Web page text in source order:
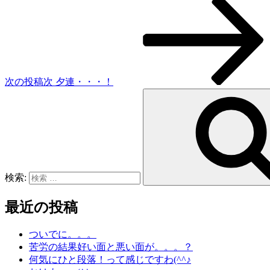
次の投稿次 夕連・・・！
検索:
最近の投稿
ついでに。。。
苦労の結果好い面と悪い面が。。。？
何気にひと段落！って感じですわ(^^♪